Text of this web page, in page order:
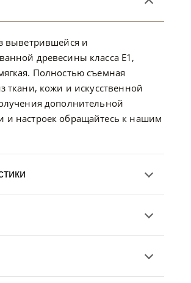
выветрившейся и
древесины класса E1,
Полностью съемная
ткани, кожи и искусственной
дополнительной
и настроек обращайтесь к нашим